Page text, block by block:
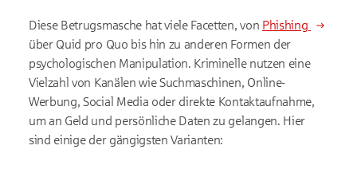
Diese Betrugsmasche hat viele Facetten, von Phishing
über Quid pro Quo bis hin zu anderen Formen der
psychologischen Manipulation. Kriminelle nutzen eine
Vielzahl von Kanälen wie Suchmaschinen, Online-
Werbung, Social Media oder direkte Kontaktaufnahme,
um an Geld und persönliche Daten zu gelangen. Hier
sind einige der gängigsten Varianten: